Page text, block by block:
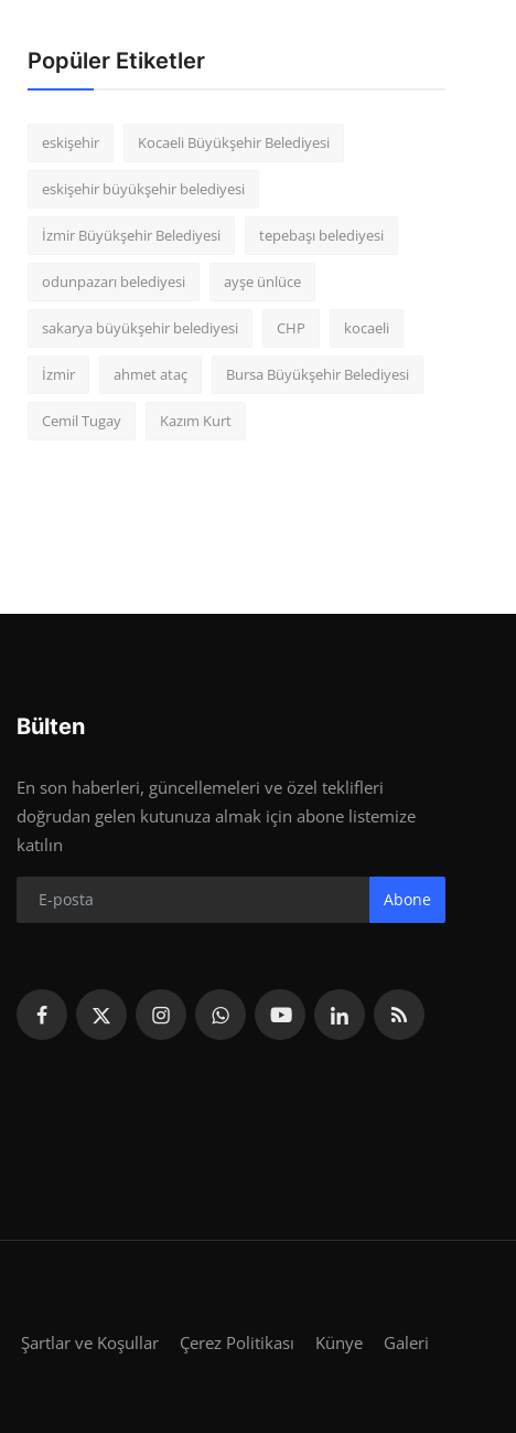
Popüler Etiketler
eskişehir Kocaeli Büyükşehir Belediyesi
eskişehir büyükşehir belediyesi
İzmir Büyükşehir Belediyesi tepebaşı belediyesi
odunpazarı belediyesi ayşe ünlüce
sakarya büyükşehir belediyesi CHP kocaeli
İzmir ahmet ataç Bursa Büyükşehir Belediyesi
Cemil Tugay Kazım Kurt
Bülten
En son haberleri, güncellemeleri ve özel teklifleri
doğrudan gelen kutunuza almak için abone listemize
katılın
Abone
Şartlar ve Koşullar Çerez Politikası Künye Galeri